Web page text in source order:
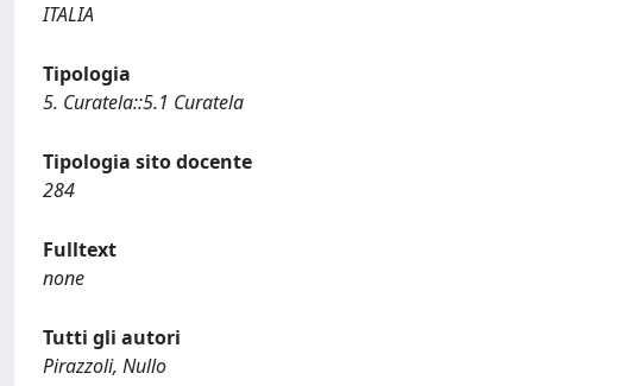
ITALIA
Tipologia
5. Curatela::5.1 Curatela
Tipologia sito docente
284
Fulltext
none
Tutti gli autori
Pirazzoli, Nullo